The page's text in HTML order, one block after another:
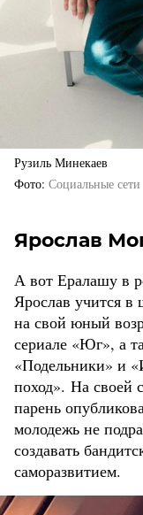
Рузиль Минекаев
Фото Социальные сети
Ярослав
А вот Ералашу в
Ярослав учится
на свой юный
сериале «Юг», а
«Подельники» и
поход». На своей
парень
молодежь не
создавать
саморазвитием.